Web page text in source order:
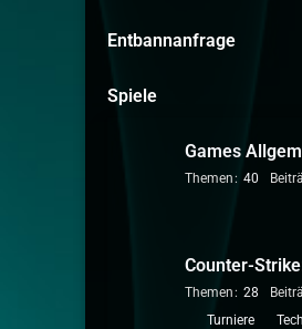
Entbannanfrage
Spiele
Games
Themen 40
Counter-
Themen 28
Turniere